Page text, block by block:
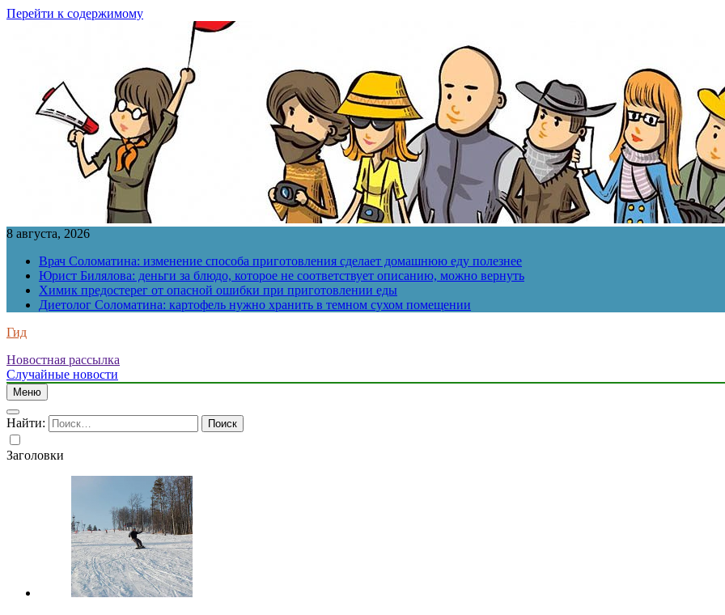
Перейти к содержимому
8 августа, 2026
Врач Соломатина: изменение способа приготовления сделает домашнюю еду полезнее
Юрист Билялова: деньги за блюдо, которое не соответствует описанию, можно вернуть
Химик предостерег от опасной ошибки при приготовлении еды
Диетолог Соломатина: картофель нужно хранить в темном сухом помещении
Гид
Новостная рассылка
Случайные новости
Меню
Найти:
Заголовки